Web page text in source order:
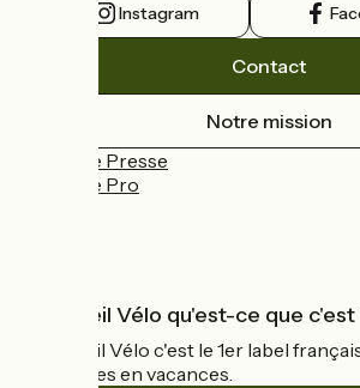
Instagram
Contact
Notre mission
Espace Presse
Espace Pro
Accueil Vélo qu'est-ce que c'est
Accueil Vélo c'est le 1er label
cyclistes en vacances.